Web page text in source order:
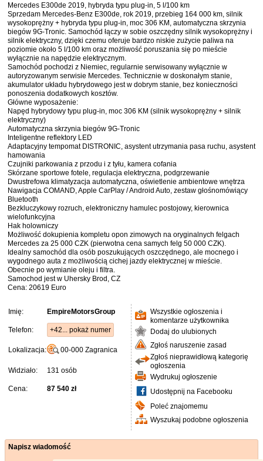
Mercedes E300de 2019, hybryda typu plug-in, 5 l/100 km
Sprzedam Mercedes-Benz E300de, rok 2019, przebieg 164 000 km, silnik
wysokoprężny + hybryda typu plug-in, moc 306 KM, automatyczna skrzynia
biegów 9G-Tronic. Samochód łączy w sobie oszczędny silnik wysokoprężny i
silnik elektryczny, dzięki czemu oferuje bardzo niskie zużycie paliwa na
poziomie około 5 l/100 km oraz możliwość poruszania się po mieście
wyłącznie na napędzie elektrycznym.
Samochód pochodzi z Niemiec, regularnie serwisowany wyłącznie w
autoryzowanym serwisie Mercedes. Technicznie w doskonałym stanie,
akumulator układu hybrydowego jest w dobrym stanie, bez konieczności
ponoszenia dodatkowych kosztów.
Główne wyposażenie:
Napęd hybrydowy typu plug-in, moc 306 KM (silnik wysokoprężny + silnik
elektryczny)
Automatyczna skrzynia biegów 9G-Tronic
Inteligentne reflektory LED
Adaptacyjny tempomat DISTRONIC, asystent utrzymania pasa ruchu, asystent
hamowania
Czujniki parkowania z przodu i z tyłu, kamera cofania
Skórzane sportowe fotele, regulacja elektryczna, podgrzewanie
Dwustrefowa klimatyzacja automatyczna, oświetlenie ambientowe wnętrza
Nawigacja COMAND, Apple CarPlay / Android Auto, zestaw głośnomówiący
Bluetooth
Bezkluczykowy rozruch, elektroniczny hamulec postojowy, kierownica
wielofunkcyjna
Hak holowniczy
Możliwość dokupienia kompletu opon zimowych na oryginalnych felgach
Mercedes za 25 000 CZK (pierwotna cena samych felg 50 000 CZK).
Idealny samochód dla osób poszukujących oszczędnego, ale mocnego i
wygodnego auta z możliwością cichej jazdy elektrycznej w mieście.
Obecnie po wymianie oleju i filtra.
Samochod jest w Uhersky Brod, CZ
Cena: 20619 Euro
Imię: EmpireMotorsGroup
Telefon: +42... pokaż numer
Lokalizacja: 00-000 Zagranica
Widziało: 131 osób
Cena: 87 540 zł
Wszystkie ogłoszenia i
komentarze użytkownika
Dodaj do ulubionych
Zgłoś naruszenie zasad
Zgłoś nieprawidłową kategorię
ogłoszenia
Wydrukuj ogłoszenie
Udostępnij na Facebooku
Poleć znajomemu
Wyszukaj podobne ogłoszenia
Napisz wiadomość